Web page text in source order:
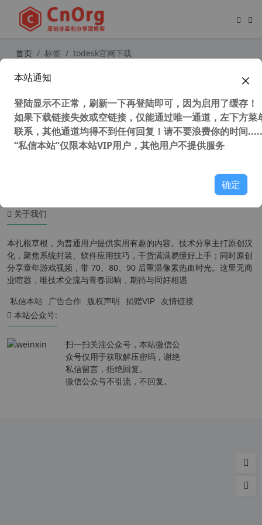
首页 标签 todesk官网下载
改官方文件
关于我们
本扎根草根，为普通用户提供实用有趣的内容。技术分享主打原创汉
化，聚焦系统封装、软件应用技巧，干货满满易懂好上手；同时原创
分享童年游戏视频，带 70、80、90 后重温像素热血时光。这里无商
业喧嚣，唯技术交流与青春回响，期待与同好相遇
私信本站 广告合作 版权声明 捐赠VIP 友情链接
本站公众号:
扫一扫关注公众号，本站微信公
众号仅用于获取解压密码，谢绝
私信留言，拒绝回复。
微信公众号不引流，不回复。
本站通知
登陆显示不正常，刷新一下再登陆即可，因为启用了缓存！
如果下载链接失效或空链接，仅能通过唯一通道，左下方菜
联系，其他通道均得不到任何回复！请不要浪费你的时间
“私信本站”仅限本站VIP用户，其他用户不提供服务
确定